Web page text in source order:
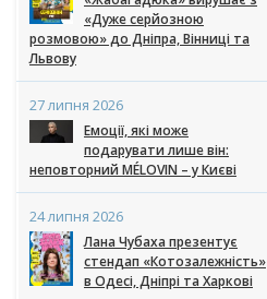
«Дуже серйозною
розмовою» до Дніпра, Вінниці та
Львову
27 липня 2026
Емоції, які може
подарувати лише він:
неповторний MÉLOVIN – у Києві
24 липня 2026
Лана Чубаха презентує
стендап «Котозалежність»
в Одесі, Дніпрі та Харкові